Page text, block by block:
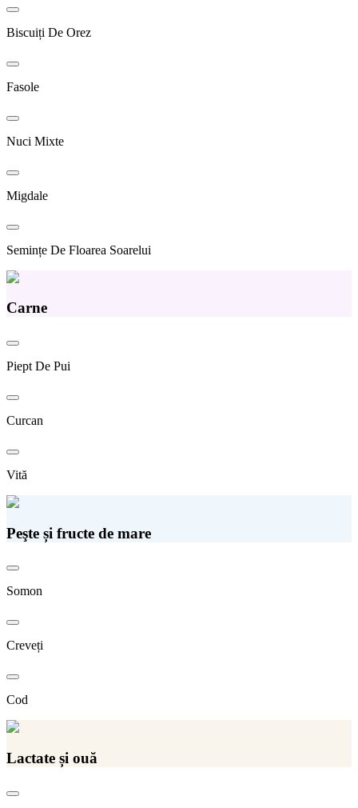
Biscuiți De Orez
Fasole
Nuci Mixte
Migdale
Semințe De Floarea Soarelui
Carne
Piept De Pui
Curcan
Vită
Peşte și fructe de mare
Somon
Creveți
Cod
Lactate și ouă